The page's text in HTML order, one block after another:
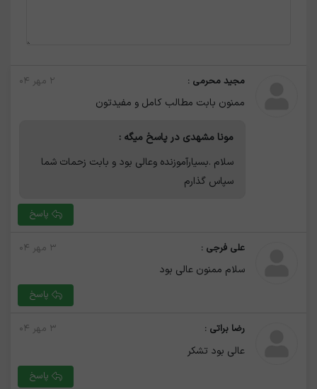
۲ مهر ۰۴ مجید محرمی :
ممنون بابت مطالب کامل و مفیدتون
مونا مشهدی در پاسخ میگه :
سلام .بسیارآموزنده وعالی بود و بابت زحمات شما
سپاس گذارم
پاسخ
۳ مهر ۰۴ علی فرجی :
سلام ممنون عالی بود
پاسخ
۳ مهر ۰۴ رضا براتی :
عالی بود تشکر
پاسخ